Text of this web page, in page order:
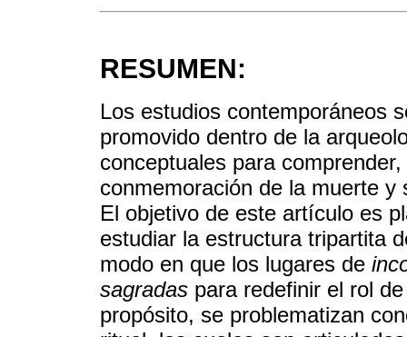
RESUMEN:
Los estudios contemporáneos
promovido dentro de la
conceptuales para
conmemoración de la muerte
El objetivo de este artículo es
estudiar la estructura tripartita
modo en que los lugares de
sagradas para redefinir el rol
propósito, se problematizan